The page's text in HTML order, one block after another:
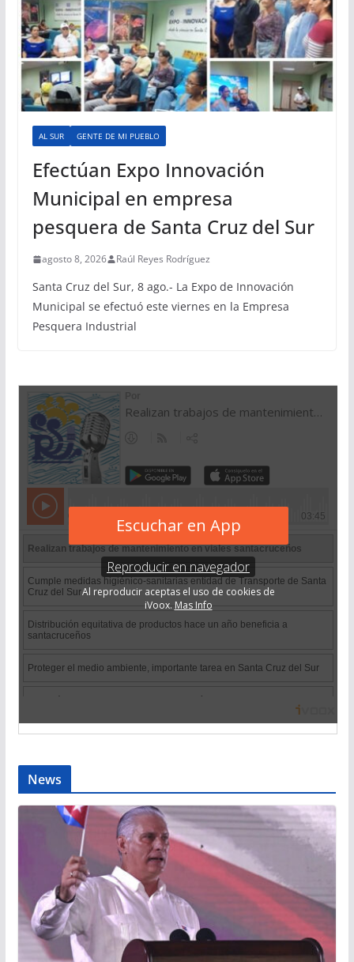
AL SUR GENTE DE MI PUEBLO
Efectúan Expo Innovación
Municipal en empresa
pesquera de Santa Cruz del Sur
agosto 8, 2026 Raúl Reyes Rodríguez
Santa Cruz del Sur, 8 ago.- La Expo de Innovación
Municipal se efectuó este viernes en la Empresa
Pesquera Industrial
News